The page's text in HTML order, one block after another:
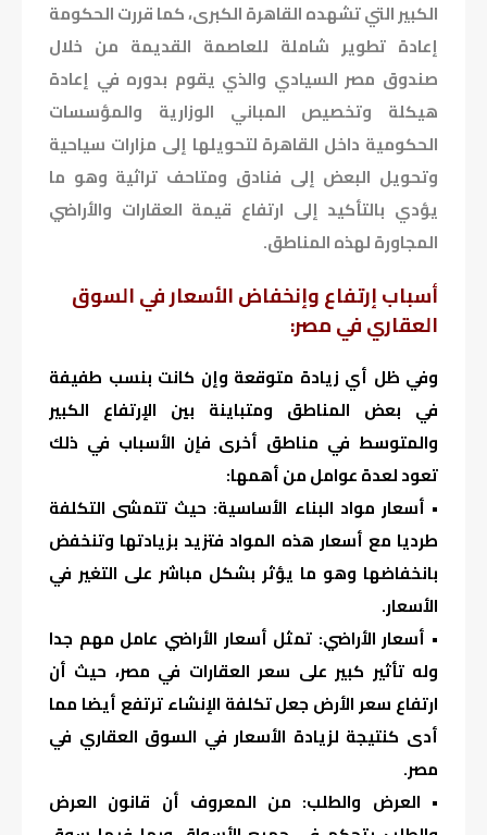
الكبير التي تشهده القاهرة الكبرى، كما قررت الحكومة
إعادة تطوير شاملة للعاصمة القديمة من خلال
صندوق مصر السيادي والذي يقوم بدوره في إعادة
هيكلة وتخصيص المباني الوزارية والمؤسسات
الحكومية داخل القاهرة لتحويلها إلى مزارات سياحية
وتحويل البعض إلى فنادق ومتاحف تراثية وهو ما
يؤدي بالتأكيد إلى ارتفاع قيمة العقارات والأراضي
المجاورة لهذه المناطق.
أسباب إرتفاع وإنخفاض الأسعار في السوق
العقاري في مصر:
وفي ظل أي زيادة متوقعة وإن كانت بنسب طفيفة
في بعض المناطق ومتباينة بين الإرتفاع الكبير
والمتوسط في مناطق أخرى فإن الأسباب في ذلك
تعود لعدة عوامل من أهمها:
• أسعار مواد البناء الأساسية: حيث تتمشى التكلفة
طرديا مع أسعار هذه المواد فتزيد بزيادتها وتنخفض
بانخفاضها وهو ما يؤثر بشكل مباشر على التغير في
الأسعار.
• أسعار الأراضي: تمثل أسعار الأراضي عامل مهم جدا
وله تأثير كبير على سعر العقارات في مصر، حيث أن
ارتفاع سعر الأرض جعل تكلفة الإنشاء ترتفع أيضا مما
أدى كنتيجة لزيادة الأسعار في السوق العقاري في
مصر.
• العرض والطلب: من المعروف أن قانون العرض